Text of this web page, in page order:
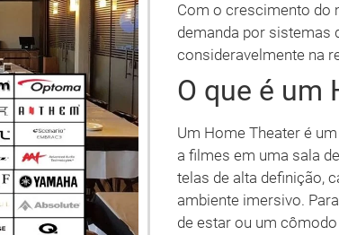
Com o crescimento do
demanda por sistemas
consideravelmente na
O que é um
Um Home Theater é
a filmes em uma sala
telas de alta definição,
ambiente imersivo.
de estar ou um